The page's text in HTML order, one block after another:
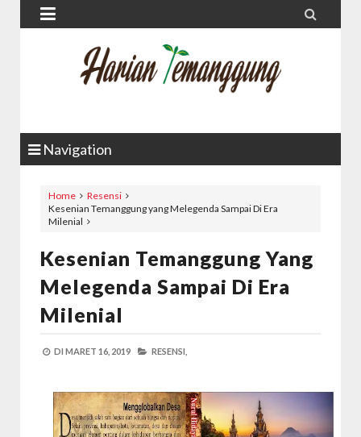
 
Navigation
Home
Resensi
Kesenian Temanggung yang Melegenda Sampai Di Era
Milenial
Kesenian Temanggung Yang
Melegenda Sampai Di Era
Milenial
DI MARET 16, 2019 RESENSI,